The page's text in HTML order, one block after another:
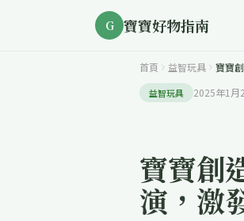
G 寶寶好物指南
首頁 益智玩具 寶寶
益智玩具 2025年1月
寶寶創
演，激